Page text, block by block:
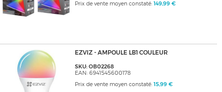
Prix de vente moyen constaté: 149,99 €
EZVIZ - AMPOULE LB1 COULEUR
SKU: OB02268
EAN: 6941545600178
Prix de vente moyen constaté: 15,99 €